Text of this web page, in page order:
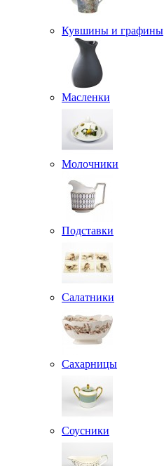
Кувшины и графины
Масленки
Молочники
Подставки
Салатники
Сахарницы
Соусники